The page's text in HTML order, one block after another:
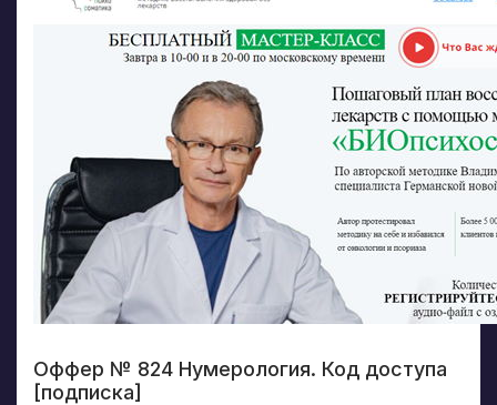
Оффер № 824 Нумерология. Код доступа
[подписка]